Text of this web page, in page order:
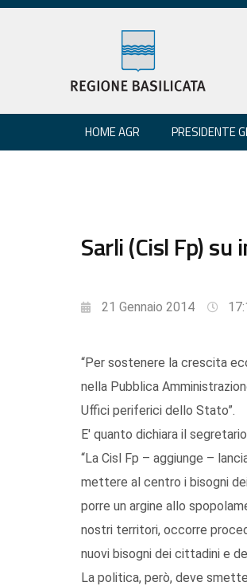
HOME AGR PRESIDENTE
Sarli (Cisl Fp)
21 Gennaio 2014
“Per sostenere la crescita
nella Pubblica
Uffici periferici dello Stato”.
E' quanto dichiara il
“La Cisl Fp – aggiunge –
mettere al centro i bisogni
porre un argine allo
nostri territori, occorre
nuovi bisogni dei cittadini e
La politica, però, deve